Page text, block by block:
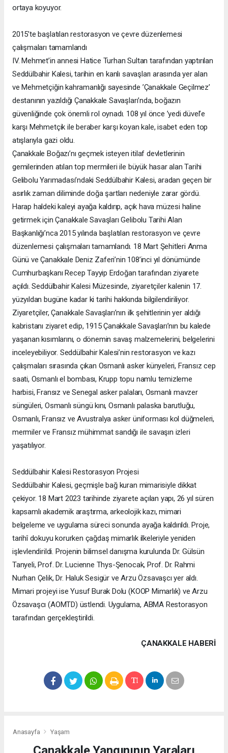
ortaya koyuyor.
2015’te başlatılan restorasyon ve çevre düzenlemesi
çalışmaları tamamlandı
IV. Mehmet’in annesi Hatice Turhan Sultan tarafından yaptırılan
Seddülbahir Kalesi, tarihin en kanlı savaşları arasında yer alan
ve Mehmetçiğin kahramanlığı sayesinde ’Çanakkale Geçilmez’
destanının yazıldığı Çanakkale Savaşları’nda, boğazın
güvenliğinde çok önemli rol oynadı. 108 yıl önce ’yedi düvel’e
karşı Mehmetçik ile beraber karşı koyan kale, isabet eden top
atışlarıyla gazi oldu.
Çanakkale Boğazı’nı geçmek isteyen itilaf devletlerinin
gemilerinden atılan top mermileri ile büyük hasar alan Tarihi
Gelibolu Yarımadası’ndaki Seddülbahir Kalesi, aradan geçen bir
asırlık zaman diliminde doğa şartları nedeniyle zarar gördü.
Harap haldeki kaleyi ayağa kaldırıp, açık hava müzesi haline
getirmek için Çanakkale Savaşları Gelibolu Tarihi Alan
Başkanlığı’nca 2015 yılında başlatılan restorasyon ve çevre
düzenlemesi çalışmaları tamamlandı. 18 Mart Şehitleri Anma
Günü ve Çanakkale Deniz Zaferi’nin 108’inci yıl dönümünde
Cumhurbaşkanı Recep Tayyip Erdoğan tarafından ziyarete
açıldı. Seddülbahir Kalesi Müzesinde, ziyaretçiler kalenin 17.
yüzyıldan bugüne kadar ki tarihi hakkında bilgilendiriliyor.
Ziyaretçiler, Çanakkale Savaşları’nın ilk şehitlerinin yer aldığı
kabristanı ziyaret edip, 1915 Çanakkale Savaşları’nın bu kalede
yaşanan kısımlarını, o dönemin savaş malzemelerini, belgelerini
inceleyebiliyor. Seddülbahir Kalesi’nin restorasyon ve kazı
çalışmaları sırasında çıkan Osmanlı asker künyeleri, Fransız cep
saati, Osmanlı el bombası, Krupp topu namlu temizleme
harbisi, Fransız ve Senegal asker palaları, Osmanlı mavzer
süngüleri, Osmanlı süngü kını, Osmanlı palaska barutluğu,
Osmanlı, Fransız ve Avustralya asker üniforması kol düğmeleri,
mermiler ve Fransız mühimmat sandığı ile savaşın izleri
yaşatılıyor.
Seddülbahir Kalesi Restorasyon Projesi
Seddülbahir Kalesi, geçmişle bağ kuran mimarisiyle dikkat
çekiyor. 18 Mart 2023 tarihinde ziyarete açılan yapı, 26 yıl süren
kapsamlı akademik araştırma, arkeolojik kazı, mimari
belgeleme ve uygulama süreci sonunda ayağa kaldırıldı. Proje,
tarihî dokuyu korurken çağdaş mimarlık ilkeleriyle yeniden
işlevlendirildi. Projenin bilimsel danışma kurulunda Dr. Gülsün
Tanyeli, Prof. Dr. Lucienne Thys-Şenocak, Prof. Dr. Rahmi
Nurhan Çelik, Dr. Haluk Sesigür ve Arzu Özsavaşcı yer aldı.
Mimari projeyi ise Yusuf Burak Dolu (KOOP Mimarlık) ve Arzu
Özsavaşcı (AOMTD) üstlendi. Uygulama, ABMA Restorasyon
tarafından gerçekleştirildi.
ÇANAKKALE HABERİ
Anasayfa Yaşam